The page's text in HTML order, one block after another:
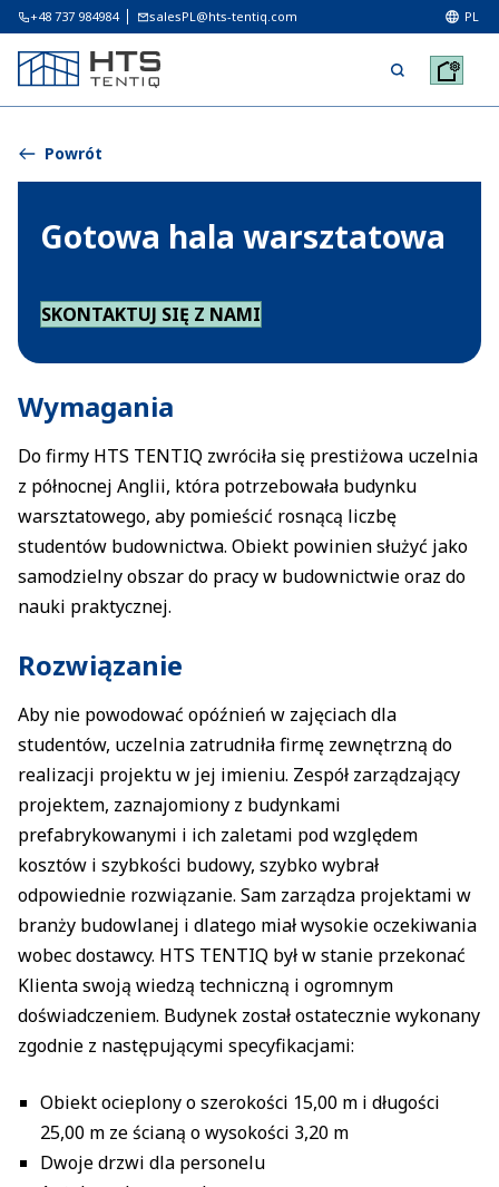
+48 737 984984 salesPL@hts-tentiq.com PL
Powrót
Gotowa hala warsztatowa
SKONTAKTUJ SIĘ Z NAMI
Wymagania
Do firmy HTS TENTIQ zwróciła się prestiżowa uczelnia
z północnej Anglii, która potrzebowała budynku
warsztatowego, aby pomieścić rosnącą liczbę
studentów budownictwa. Obiekt powinien służyć jako
samodzielny obszar do pracy w budownictwie oraz do
nauki praktycznej.
Rozwiązanie
Aby nie powodować opóźnień w zajęciach dla
studentów, uczelnia zatrudniła firmę zewnętrzną do
realizacji projektu w jej imieniu. Zespół zarządzający
projektem, zaznajomiony z budynkami
prefabrykowanymi i ich zaletami pod względem
kosztów i szybkości budowy, szybko wybrał
odpowiednie rozwiązanie. Sam zarządza projektami w
branży budowlanej i dlatego miał wysokie oczekiwania
wobec dostawcy. HTS TENTIQ był w stanie przekonać
Klienta swoją wiedzą techniczną i ogromnym
doświadczeniem. Budynek został ostatecznie wykonany
zgodnie z następującymi specyfikacjami:
Obiekt ocieplony o szerokości 15,00 m i długości
25,00 m ze ścianą o wysokości 3,20 m
Dwoje drzwi dla personelu